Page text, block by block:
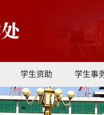
学生资助 学生事